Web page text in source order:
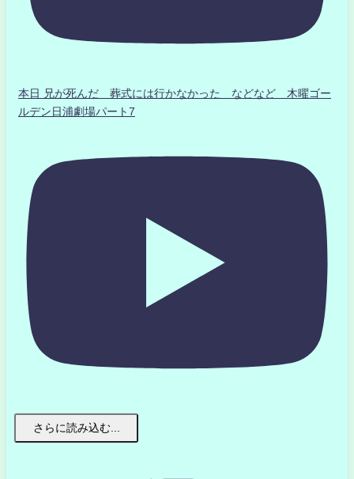
本日 兄が死んだ 葬式には行かなかった などなど 木曜ゴー
ルデン日浦劇場パート7
さらに読み込む...